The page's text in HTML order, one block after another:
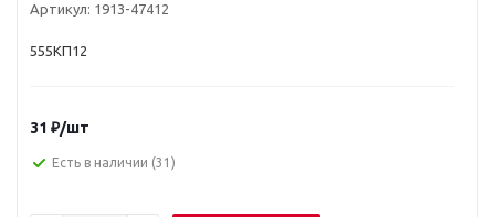
Артикул: 1913-47412
555КП12
31 ₽/шт
Есть в наличии (31)